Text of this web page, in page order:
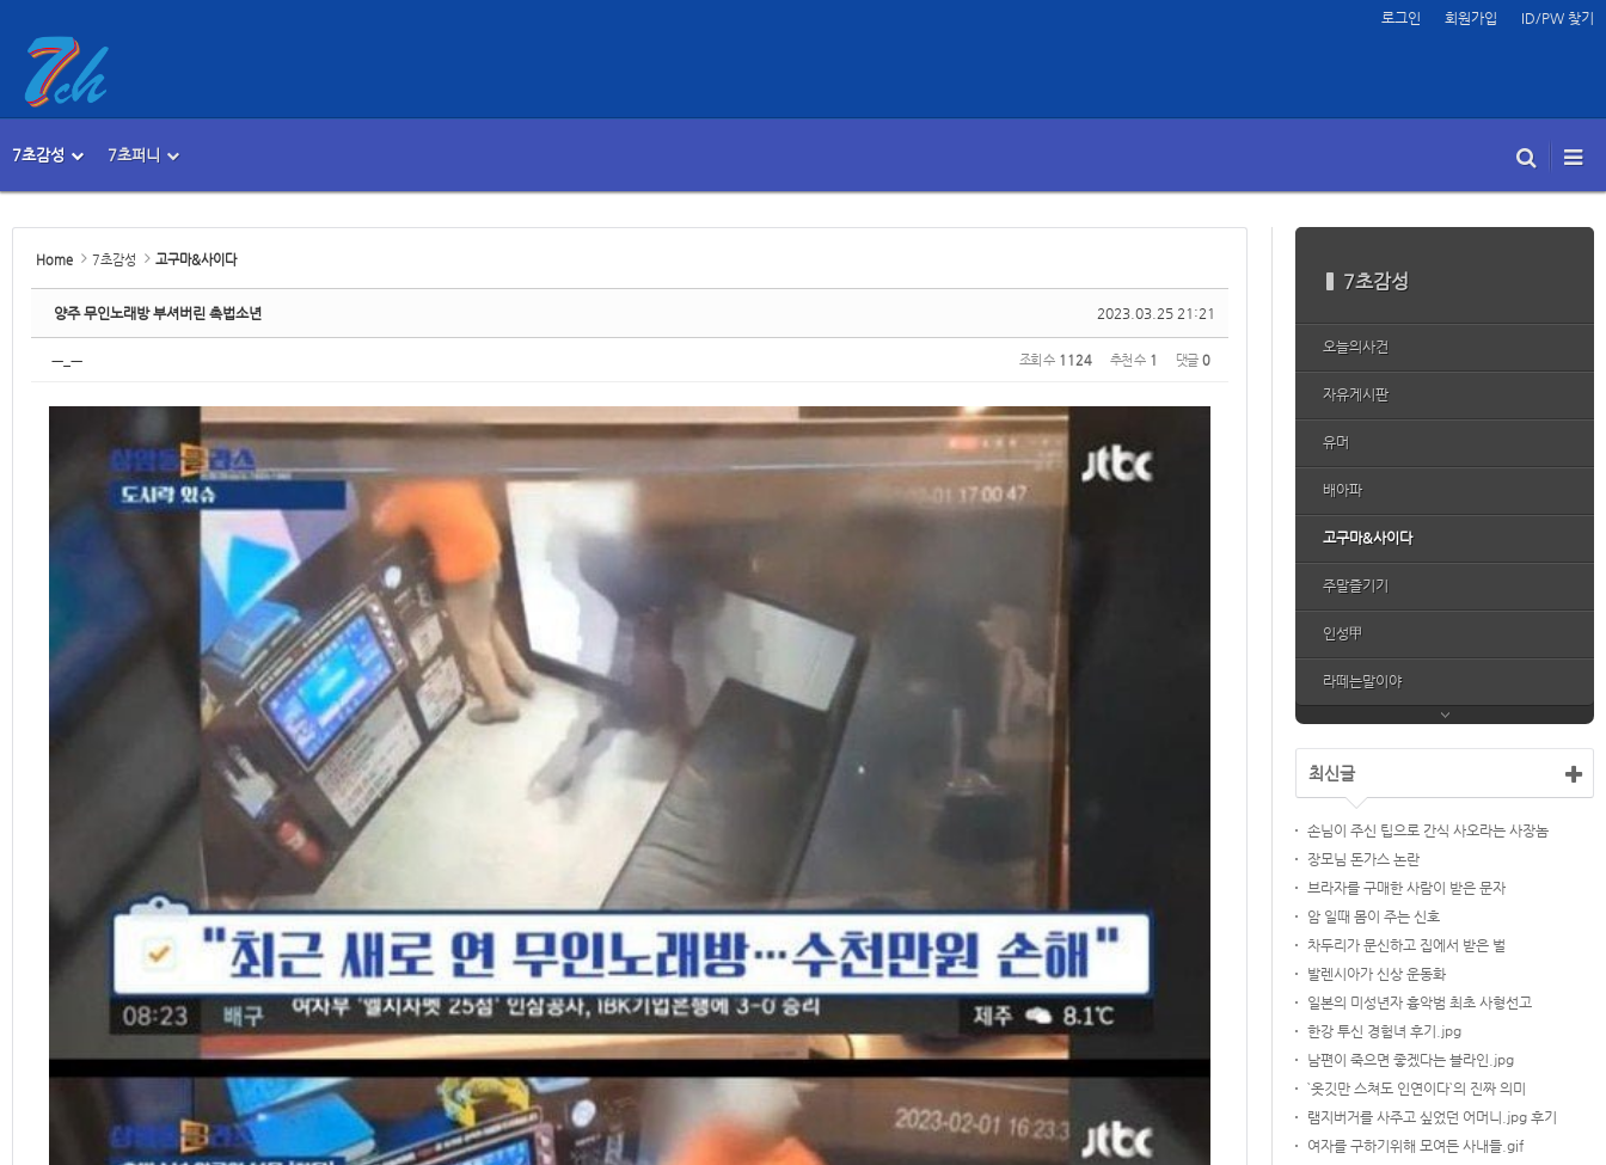
메뉴 건너뛰기
로그인 회원가입 ID/PW 찾기
7초감성 7초퍼니
본문시작
7초감성
오늘의사건
자유게시판
유머
배아파
고구마&사이다
주말즐기기
인성甲
라떼는말이야
최신글
손님이 주신 팁으로 간식 사오라는 사장놈
장모님 돈가스 논란
브라자를 구매한 사람이 받은 문자
암 일때 몸이 주는 신호
차두리가 문신하고 집에서 받은 벌
발렌시아가 신상 운동화
일본의 미성년자 흉악범 최초 사형선고
한강 투신 경험녀 후기.jpg
남편이 죽으면 좋겠다는 블라인.jpg
`옷깃만 스쳐도 인연이다`의 진짜 의미
램지버거를 사주고 싶었던 어머니.jpg 후기
여자를 구하기위해 모여든 사내들.gif
Home 7초감성 고구마&사이다
2023.03.25 21:21
양주 무인노래방 부셔버린 촉법소년
ㅡ_ㅡ 조회 수 1124 추천 수 1 댓글 0
Sketchbook5, 스케치북5
Sketchbook5, 스케치북5
Sketchbook5, 스케치북5
Sketchbook5, 스케치북5